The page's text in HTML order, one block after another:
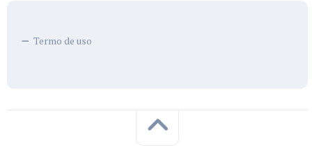
Termo de uso